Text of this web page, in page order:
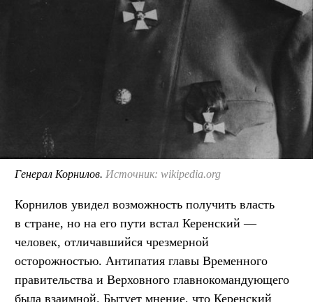
Генерал Корнилов. Источник: wikipedia.org
Корнилов увидел возможность получить власть
в стране, но на его пути встал Керенский —
человек, отличавшийся чрезмерной
осторожностью. Антипатия главы Временного
правительства и Верховного главнокомандующего
была взаимной. Бытует мнение, что Керенский